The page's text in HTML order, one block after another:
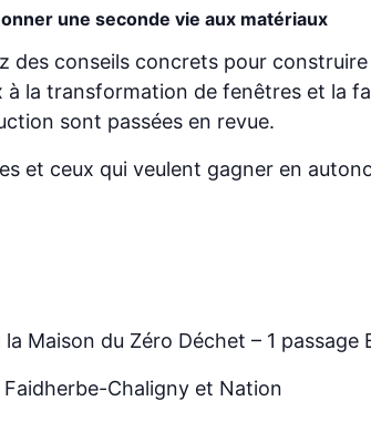
une seconde vie aux matériaux
des conseils concrets pour
la transformation de fenêtres et la
sont passées en revue.
et ceux qui veulent gagner en
Maison du Zéro Déchet – 1 passage
Chaligny et Nation